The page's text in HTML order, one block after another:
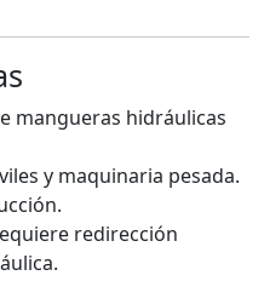
mangueras hidráulicas
y maquinaria pesada.
redirección